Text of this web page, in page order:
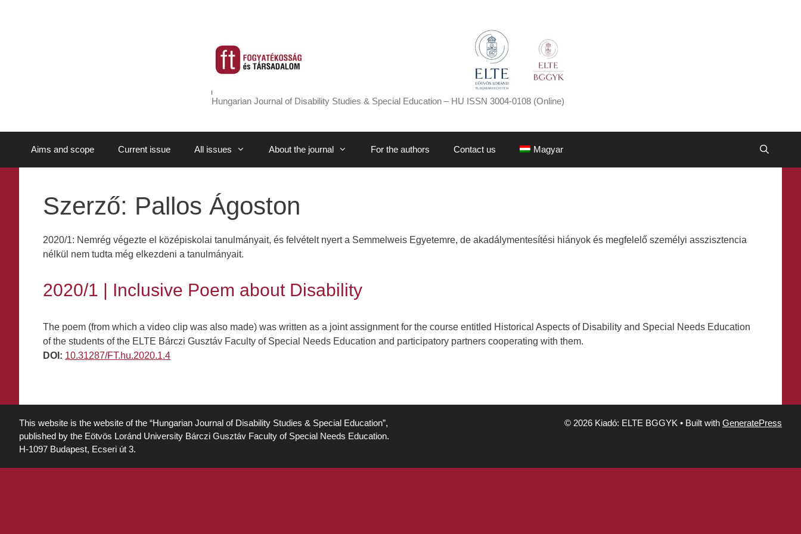
Hungarian Journal of Disability Studies & Special Education – HU ISSN 3004-0108 (Online)
Aims and scope Current issue All issues About the journal For the authors Contact us Magyar
Szerző: Pallos Ágoston
2020/1: Nemrég végezte el középiskolai tanulmányait, és felvételt nyert a Semmelweis Egyetemre, de akadálymentesítési hiányok és megfelelő személyi asszisztencia
nélkül nem tudta még elkezdeni a tanulmányait.
2020/1 | Inclusive Poem about Disability
The poem (from which a video clip was also made) was written as a joint assignment for the course entitled Historical Aspects of Disability and Special Needs Education
of the students of the ELTE Bárczi Gusztáv Faculty of Special Needs Education and participatory partners cooperating with them.
DOI: 10.31287/FT.hu.2020.1.4
This website is the website of the “Hungarian Journal of Disability Studies & Special Education”,
published by the Eötvös Loránd University Bárczi Gusztáv Faculty of Special Needs Education.
H-1097 Budapest, Ecseri út 3.
© 2026 Kiadó: ELTE BGGYK • Built with GeneratePress